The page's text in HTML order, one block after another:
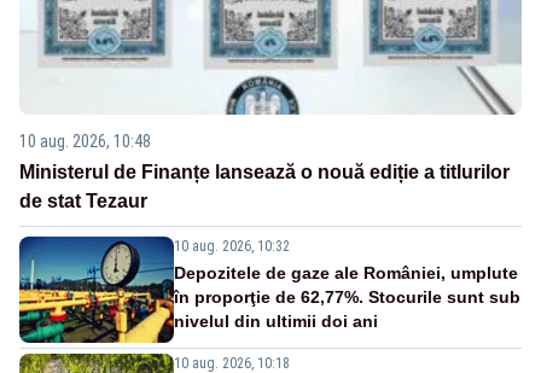
10 aug. 2026, 10:48
Ministerul de Finanțe lansează o nouă ediție a titlurilor
de stat Tezaur
10 aug. 2026, 10:32
Depozitele de gaze ale României, umplute
în proporţie de 62,77%. Stocurile sunt sub
nivelul din ultimii doi ani
10 aug. 2026, 10:18